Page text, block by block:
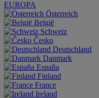
EUROPA
Österreich
België
Schweiz
Česko
Deutschland
Danmark
España
Finland
France
Ireland